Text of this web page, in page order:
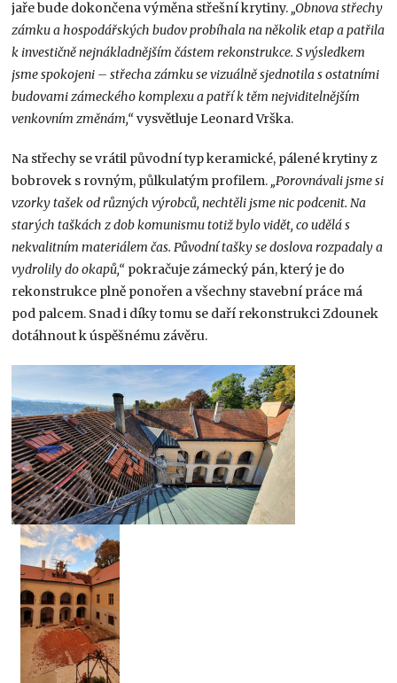
jaře bude dokončena výměna střešní krytiny. „Obnova střechy
zámku a hospodářských budov probíhala na několik etap a patřila
k investičně nejnákladnějším částem rekonstrukce. S výsledkem
jsme spokojeni – střecha zámku se vizuálně sjednotila s ostatními
budovami zámeckého komplexu a patří k těm nejviditelnějším
venkovním změnám,“vysvětluje Leonard Vrška.
Na střechy se vrátil původní typ keramické, pálené krytiny z
bobrovek s rovným, půlkulatým profilem. „Porovnávali jsme si
vzorky tašek od různých výrobců, nechtěli jsme nic podcenit. Na
starých taškách z dob komunismu totiž bylo vidět, co udělá s
nekvalitním materiálem čas. Původní tašky se doslova rozpadaly a
vydrolily do okapů,“ pokračuje zámecký pán, který je do
rekonstrukce plně ponořen a všechny stavební práce má
pod palcem. Snad i díky tomu se daří rekonstrukci Zdounek
dotáhnout k úspěšnému závěru.